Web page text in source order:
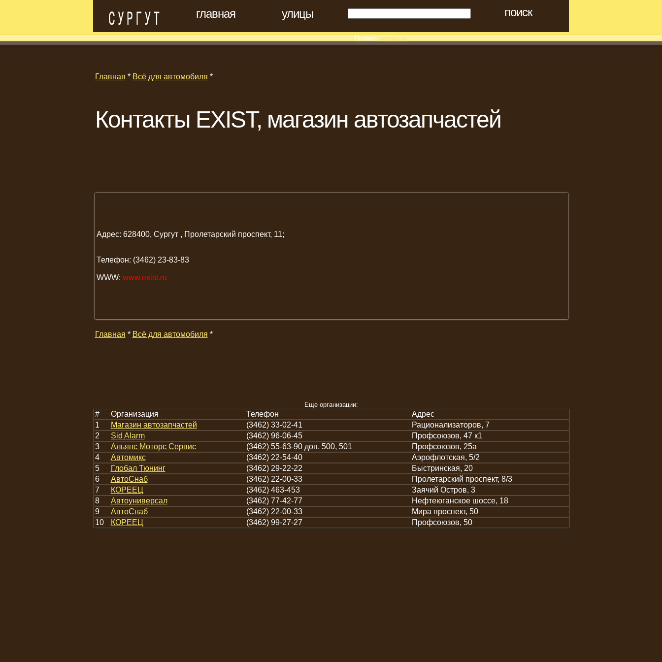
главная улицы
Пример:запчасти
Главная * Всё для автомобиля *
Контакты EXIST, магазин автозапчастей
Адрес: 628400, Сургут , Пролетарский проспект, 11;
Телефон: (3462) 23-83-83
WWW: www.exist.ru
Главная * Всё для автомобиля *
Еще организации:
# Организация Телефон
Адрес
1
Магазин автозапчастей (3462) 33-02-41
Рационализаторов, 7
2
Sid Alarm (3462) 96-06-45
Профсоюзов, 47 к1
3
Альянс Моторс Сервис (3462) 55-63-90 доп. 500, 501
Профсоюзов, 25а
4
Автомикс (3462) 22-54-40
Аэрофлотская, 5/2
5
Глобал Тюнинг (3462) 29-22-22
Быстринская, 20
6
АвтоСнаб (3462) 22-00-33
Пролетарский проспект, 8/3
7
КОРЕЕЦ (3462) 463-453
Заячий Остров, 3
8
Автоуниверсал (3462) 77-42-77
Нефтеюганское шоссе, 18
9
АвтоСнаб (3462) 22-00-33
Мира проспект, 50
10
КОРЕЕЦ (3462) 99-27-27 Профсоюзов, 50